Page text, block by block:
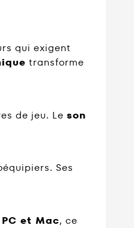
qui exigent
transforme
de jeu. Le son
Ses
PC et Mac, ce